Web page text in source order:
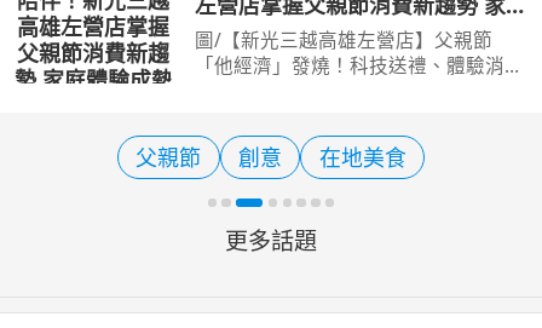
廳》出示身分證即可享優惠，
體驗成熱門首選
圖/【新光三越高雄左營店】父親節
「他經濟」發燒！科技送禮、體驗消費
為今年節慶消費新焦點。新光三越觀察
市場趨勢發現，父親節消費
父親節 創意 在地美食
更多話題